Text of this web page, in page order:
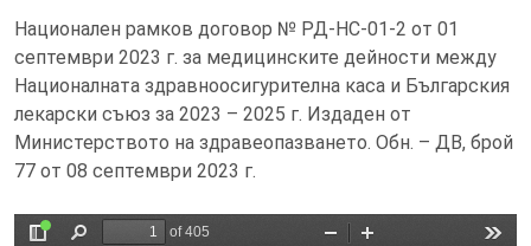
Национален рамков договор № РД-НС-01-2 от 01
септември 2023 г. за медицинските дейности между
Националната здравноосигурителна каса и Българския
лекарски съюз за 2023 – 2025 г. Издаден от
Министерството на здравеопазването. Обн. – ДВ, брой
77 от 08 септември 2023 г.